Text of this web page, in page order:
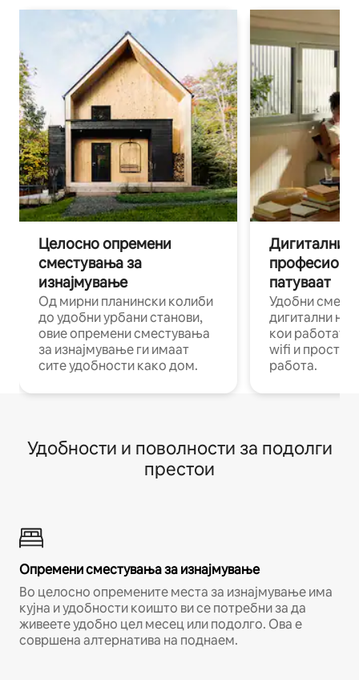
Целосно опремени
сместувања за
изнајмување
Од мирни планински колиби
до удобни урбани станови,
овие опремени сместувања
за изнајмување ги имаат
сите удобности како дом.
Дигитални
патуваат
Удобни
дигитални
кои работат
wifi и
работа.
Удобности и поволности за подолги
престои
Опремени сместувања за изнајмување
Во целосно опремените места за изнајмување има
кујна и удобности коишто ви се потребни за да
живеете удобно цел месец или подолго. Ова е
совршена алтернатива на поднаем.